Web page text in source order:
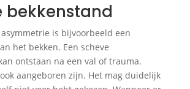
bekkenstand
is bijvoorbeeld een
het bekken. Een scheve
ontstaan na een val of trauma.
aangeboren zijn. Het mag duidelijk